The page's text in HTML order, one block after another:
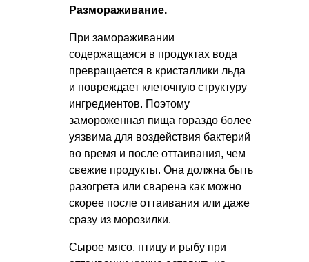
Размораживание.
При замораживании
содержащаяся в продуктах вода
превращается в кристаллики льда
и повреждает клеточную структуру
ингредиентов. Поэтому
замороженная пища гораздо более
уязвима для воздействия бактерий
во время и после оттаивания, чем
свежие продукты. Она должна быть
разогрета или сварена как можно
скорее после оттаивания или даже
сразу из морозилки.
Сырое мясо, птицу и рыбу при